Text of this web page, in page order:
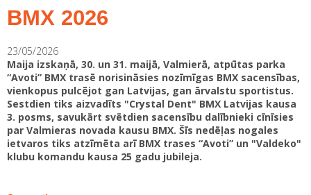
BMX 2026
23/05/2026
Maija izskaņā, 30. un 31. maijā, Valmierā, atpūtas parka
“Avoti” BMX trasē norisināsies nozīmīgas BMX sacensības,
vienkopus pulcējot gan Latvijas, gan ārvalstu sportistus.
Sestdien tiks aizvadīts "Crystal Dent" BMX Latvijas kausa
3. posms, savukārt svētdien sacensību dalībnieki cīnīsies
par Valmieras novada kausu BMX. Šīs nedēļas nogales
ietvaros tiks atzīmēta arī BMX trases “Avoti” un "Valdeko"
klubu komandu kausa 25 gadu jubileja.